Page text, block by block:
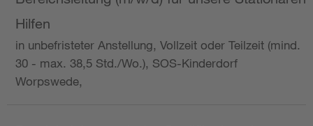
Hilfen
in unbefristeter Anstellung, Vollzeit oder Teilzeit (mind.
30 - max. 38,5 Std./Wo.), SOS-Kinderdorf
Worpswede,